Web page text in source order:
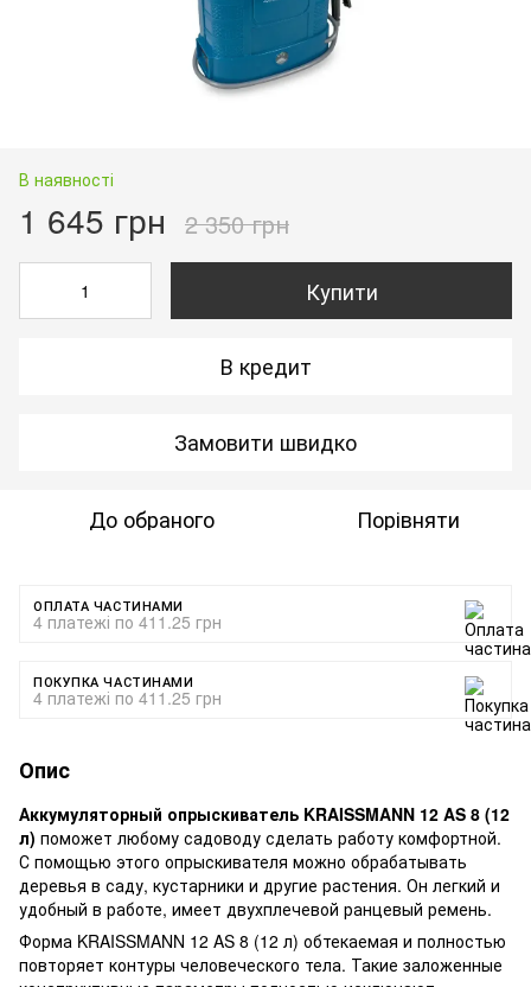
В наявності
1 645 грн 2 350 грн
Купити
В кредит
Замовити швидко
До обраного Порівняти
ОПЛАТА ЧАСТИНАМИ
4 платежі по 411.25 грн
ПОКУПКА ЧАСТИНАМИ
4 платежі по 411.25 грн
Опис
Аккумуляторный опрыскиватель KRAISSMANN 12 AS 8 (12
л) поможет любому садоводу сделать работу комфортной.
С помощью этого опрыскивателя можно обрабатывать
деревья в саду, кустарники и другие растения. Он легкий и
удобный в работе, имеет двухплечевой ранцевый ремень.
Форма KRAISSMANN 12 AS 8 (12 л) обтекаемая и полностью
повторяет контуры человеческого тела. Такие заложенные